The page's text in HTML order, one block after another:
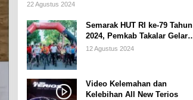
22 Agustus 2024
Semarak HUT RI ke-79 Tahun
2024, Pemkab Takalar Gelar
Sepeda Santai/Sepeda Hias
12 Agustus 2024
Video Kelemahan dan
Kelebihan All New Terios